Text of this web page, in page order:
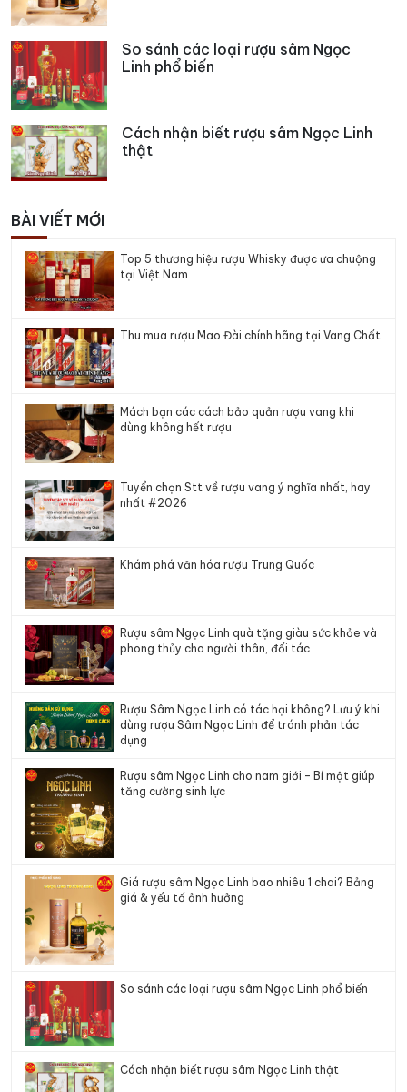
So sánh các loại rượu sâm Ngọc
Linh phổ biến
Cách nhận biết rượu sâm Ngọc Linh
thật
BÀI VIẾT MỚI
Top 5 thương hiệu rượu Whisky được ưa chuộng
tại Việt Nam
Thu mua rượu Mao Đài chính hãng tại Vang Chất
Mách bạn các cách bảo quản rượu vang khi
dùng không hết rượu
Tuyển chọn Stt về rượu vang ý nghĩa nhất, hay
nhất #2026
Khám phá văn hóa rượu Trung Quốc
Rượu sâm Ngọc Linh quà tặng giàu sức khỏe và
phong thủy cho người thân, đối tác
Rượu Sâm Ngọc Linh có tác hại không? Lưu ý khi
dùng rượu Sâm Ngọc Linh để tránh phản tác
dụng
Rượu sâm Ngọc Linh cho nam giới – Bí mật giúp
tăng cường sinh lực
Giá rượu sâm Ngọc Linh bao nhiêu 1 chai? Bảng
giá & yếu tố ảnh hưởng
So sánh các loại rượu sâm Ngọc Linh phổ biến
Cách nhận biết rượu sâm Ngọc Linh thật